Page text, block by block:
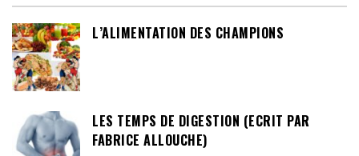
L’ALIMENTATION DES CHAMPIONS
LES TEMPS DE DIGESTION (ECRIT PAR
FABRICE ALLOUCHE)